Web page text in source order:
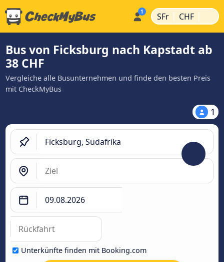
SFr | CHF |
Bus von Ficksburg nach Kapstadt ab
38 CHF
Vergleiche alle Busunternehmen und finde den besten Preis
mit CheckMyBus
1
Unterkünfte finden mit Booking.com